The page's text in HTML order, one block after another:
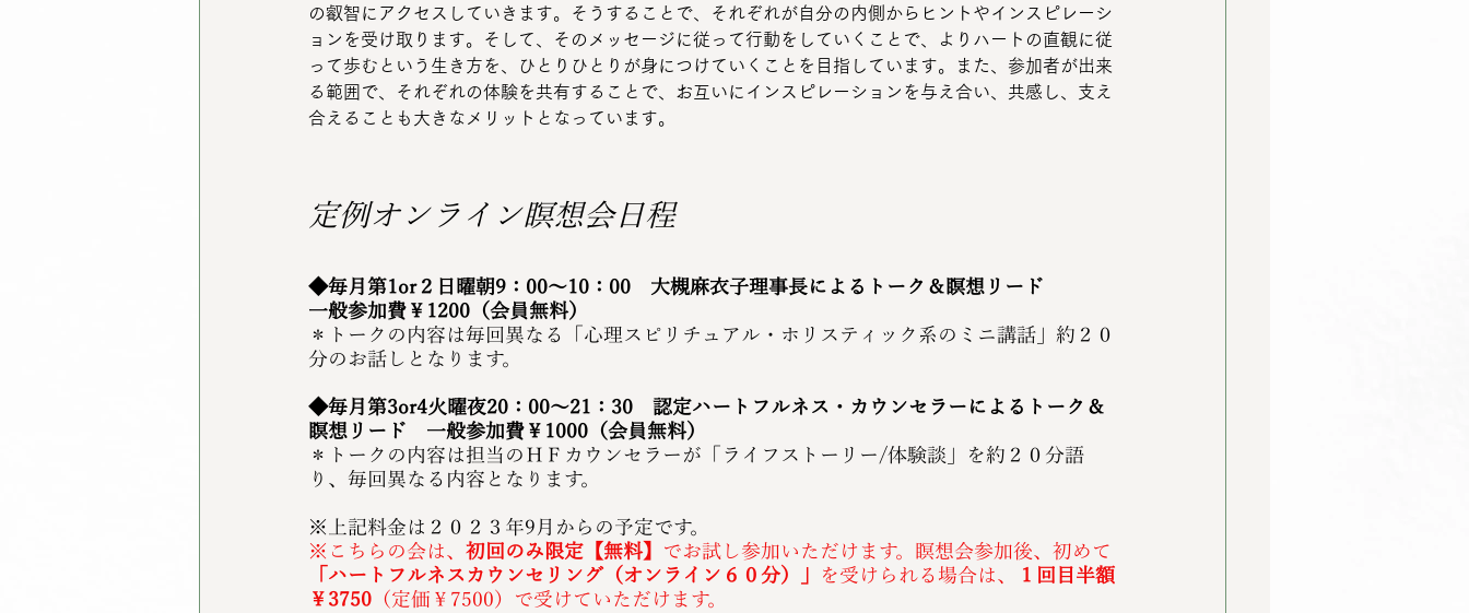
の叡智にアクセスしていきます。そうすることで、それぞれが自分の内側からヒントやインスピレーシ
ョンを受け取ります。そして、そのメッセージに従って行動をしていくことで、よりハートの直観に従
って歩むという生き方を、ひとりひとりが身につけていくことを目指しています。また、参加者が出来
る範囲で、それぞれの体験を共有することで、お互いにインスピレーションを与え合い、共感し、支え
合えることも大きなメリットとなっています。
定例オンライン瞑想会日程
◆毎月第1or２日曜朝9：00～10：00　大槻麻衣子理事長によるトーク＆瞑想リード
一般参加費￥1200（会員無料）
＊トークの内容は毎回異なる「心理スピリチュアル・ホリスティック系のミニ講話」約２０
分のお話しとなります。
◆毎月第3or4火曜夜20：00～21：30　認定ハートフルネス・カウンセラーによるトーク＆
瞑想リード　一般参加費￥1000（会員無料）
＊トークの内容は担当のＨＦカウンセラーが「ライフストーリー/体験談」を約２０分語
り、毎回異なる内容となります。
※上記料金は２０２３年9月からの予定です。
※こちらの会は、 初回のみ限定【無料】 でお試し参加いただけます。瞑想会参加後、初めて
「ハートフルネスカウンセリング（オンライン６０分）」
を受けられる場合は、
１回目半額
￥3750 （定価￥7500）で受けていただけます。